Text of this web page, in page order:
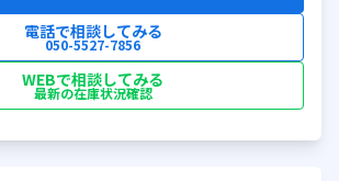
電話で相談してみる
050-5527-7856
WEBで相談してみる
最新の在庫状況確認